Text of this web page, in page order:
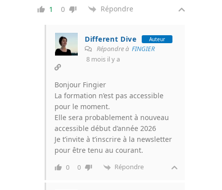
1 0 Répondre
Different Dive Auteur
Répondre à FINGIER
8 mois il y a
Bonjour Fingier
La formation n’est pas accessible
pour le moment.
Elle sera probablement à nouveau
accessible début d’année 2026
Je t’invite à t’inscrire à la newsletter
pour être tenu au courant.
0 0 Répondre